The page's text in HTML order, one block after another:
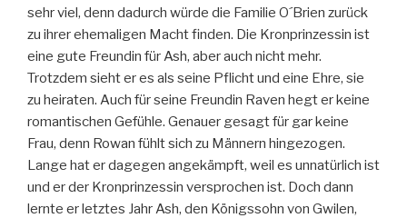
sehr viel, denn dadurch würde die Familie O´Brien zurück
zu ihrer ehemaligen Macht finden. Die Kronprinzessin ist
eine gute Freundin für Ash, aber auch nicht mehr.
Trotzdem sieht er es als seine Pflicht und eine Ehre, sie
zu heiraten. Auch für seine Freundin Raven hegt er keine
romantischen Gefühle. Genauer gesagt für gar keine
Frau, denn Rowan fühlt sich zu Männern hingezogen.
Lange hat er dagegen angekämpft, weil es unnatürlich ist
und er der Kronprinzessin versprochen ist. Doch dann
lernte er letztes Jahr Ash, den Königssohn von Gwilen,